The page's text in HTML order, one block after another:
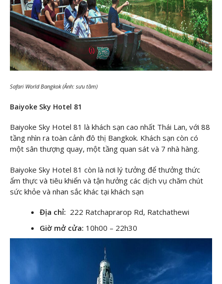
Safari World Bangkok (Ảnh: sưu tầm)
Baiyoke Sky Hotel 81
Baiyoke Sky Hotel 81 là khách sạn cao nhất Thái Lan, với 88
tầng nhìn ra toàn cảnh đô thị Bangkok. Khách sạn còn có
một sân thượng quay, một tầng quan sát và 7 nhà hàng.
Baiyoke Sky Hotel 81 còn là nơi lý tưởng để thưởng thức
ẩm thực và tiêu khiển và tận hưởng các dịch vụ chăm chút
sức khỏe và nhan sắc khác tại khách sạn
Địa chỉ: 222 Ratchaprarop Rd, Ratchathewi
Giờ mở cửa: 10h00 – 22h30